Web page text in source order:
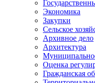
Экономика
Закупки
Сельское
Архивное дело
Архитектура
Оценка
Гражданская